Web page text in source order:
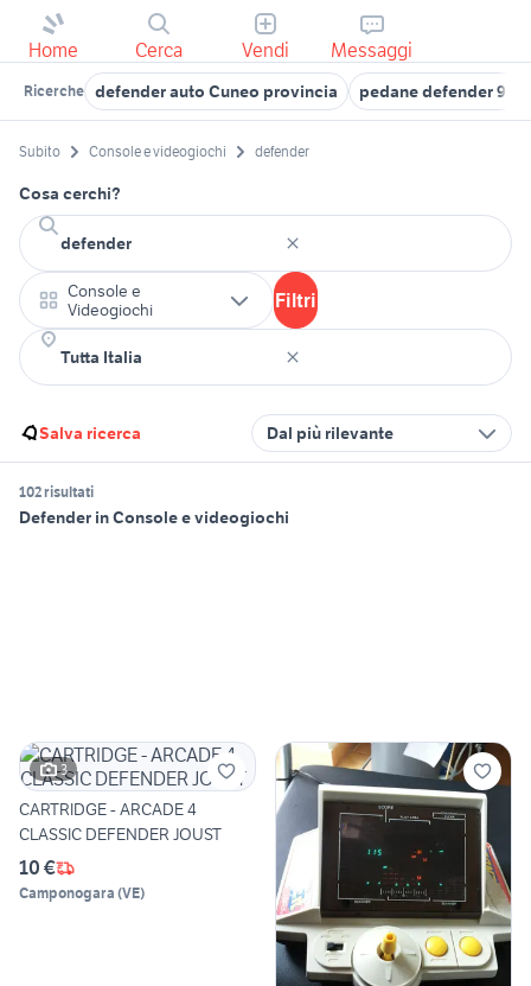
Home Cerca Vendi Messaggi
Ricerche defender auto Cuneo provincia pedane defender 90
Subito Console e videogiochi defender
Cosa cerchi?
Console e
Videogiochi
Filtri
Salva ricerca Dal più rilevante
102 risultati
Defender in Console e videogiochi
3
CARTRIDGE - ARCADE 4
CLASSIC DEFENDER JOUST
10 €
Camponogara (VE)